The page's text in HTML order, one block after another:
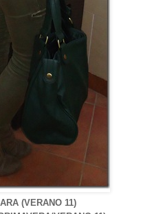
(VERANO 11)